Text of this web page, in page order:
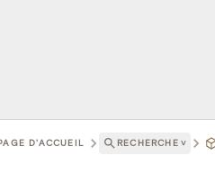
D'ACCUEIL RECHERCHE ˅